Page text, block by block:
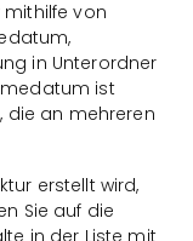
von
in Unterordner
ist
die an mehreren
erstellt wird,
Sie auf die
in der Liste mit